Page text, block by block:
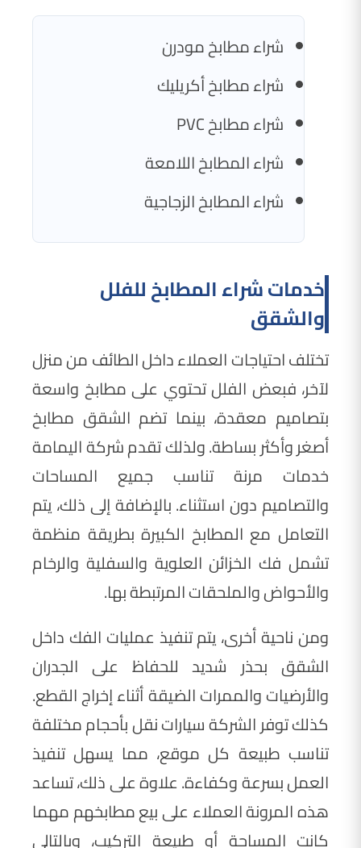
شراء مطابخ مودرن
شراء مطابخ أكريليك
شراء مطابخ PVC
شراء المطابخ اللامعة
شراء المطابخ الزجاجية
خدمات شراء المطابخ للفلل
والشقق
تختلف احتياجات العملاء داخل الطائف من منزل
لآخر، فبعض الفلل تحتوي على مطابخ واسعة
بتصاميم معقدة، بينما تضم الشقق مطابخ
أصغر وأكثر بساطة. ولذلك تقدم شركة اليمامة
خدمات مرنة تناسب جميع المساحات
والتصاميم دون استثناء. بالإضافة إلى ذلك، يتم
التعامل مع المطابخ الكبيرة بطريقة منظمة
تشمل فك الخزائن العلوية والسفلية والرخام
والأحواض والملحقات المرتبطة بها.
ومن ناحية أخرى، يتم تنفيذ عمليات الفك داخل
الشقق بحذر شديد للحفاظ على الجدران
والأرضيات والممرات الضيقة أثناء إخراج القطع.
كذلك توفر الشركة سيارات نقل بأحجام مختلفة
تناسب طبيعة كل موقع، مما يسهل تنفيذ
العمل بسرعة وكفاءة. علاوة على ذلك، تساعد
هذه المرونة العملاء على بيع مطابخهم مهما
كانت المساحة أو طبيعة التركيب، وبالتالي